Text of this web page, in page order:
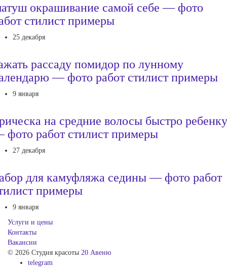
окрашивание самой себе — фото
стилист примеры
25 декабря
рассаду помидор по лунному
— фото работ стилист примеры
9 января
на средние волосы быстро ребенку
работ стилист примеры
27 декабря
для камуфляжа седины — фото работ
примеры
9 января
Услуги и цены
Контакты
Вакансии
© 2026 Студия красоты 20 Авеню
telegram